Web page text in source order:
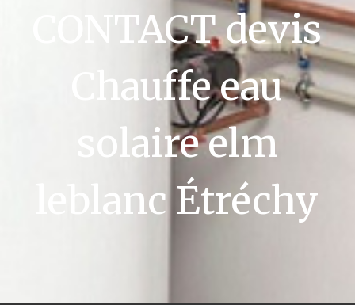
CONTACT devis
Chauffe eau
solaire elm
leblanc Étréchy